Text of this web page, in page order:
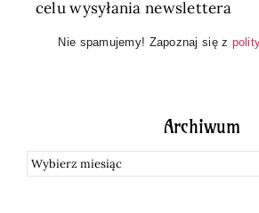
celu wysyłania newslettera
Nie spamujemy! Zapoznaj się z
Archiwum
Archiwum